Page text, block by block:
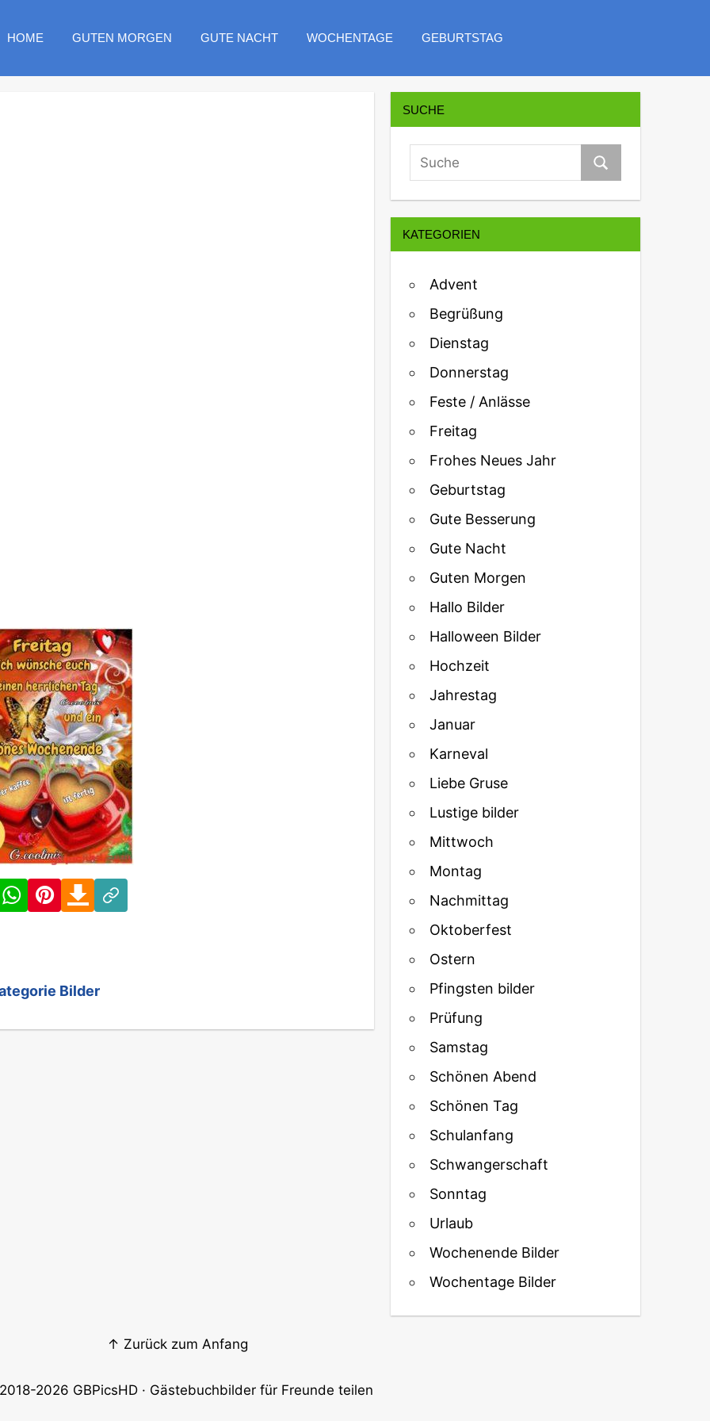
HOME GUTEN MORGEN GUTE NACHT WOCHENTAGE GEBURTSTAG
WhatsAppPinterestDownload
Link
Bilder
SUCHE
KATEGORIEN
Advent
Begrüßung
Dienstag
Donnerstag
Feste / Anlässe
Freitag
Frohes Neues Jahr
Geburtstag
Gute Besserung
Gute Nacht
Guten Morgen
Hallo Bilder
Halloween Bilder
Hochzeit
Jahrestag
Januar
Karneval
Liebe Gruse
Lustige bilder
Mittwoch
Montag
Nachmittag
Oktoberfest
Ostern
Pfingsten bilder
Prüfung
Samstag
Schönen Abend
Schönen Tag
Schulanfang
Schwangerschaft
Sonntag
Urlaub
Wochenende Bilder
Wochentage Bilder
↑ Zurück zum Anfang
2026 GBPicsHD· Gästebuchbilder für Freunde teilen